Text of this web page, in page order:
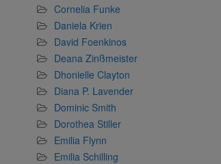
Cornelia Funke
Daniela Krien
David Foenkinos
Deana Zinßmeister
Dhonielle Clayton
Diana P. Lavender
Dominic Smith
Dorothea Stiller
Emilia Flynn
Emilia Schilling